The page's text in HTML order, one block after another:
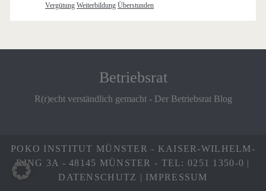
Vergütung Weiterbildung Überstunden
Betriebsrat
R(r)echt verständlich gemacht - Der Betriebsrat Blog
POKO INSTITUT MÜNSTER - KAISER-WILHELM-
RING 3A - 48145 MÜNSTER - TEL: 0251 1350-0 |
DATENSCHUTZ | IMPRESSUM